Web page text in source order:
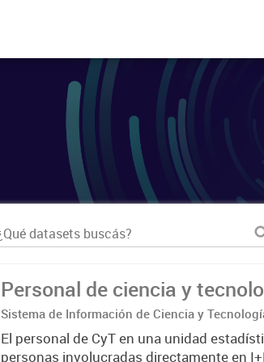
Personal de ciencia y
Sistema de Información de Ciencia y
El personal de CyT en una unidad
personas involucradas directamente en